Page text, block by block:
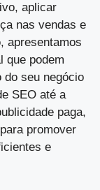
aplicar
nas vendas e
apresentamos
que podem
do seu negócio
SEO até a
paga,
promover
e